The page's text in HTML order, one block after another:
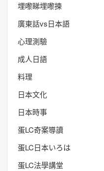
埋嚟睇埋嚟揀
廣東話vs日本語
心理測驗
成人日語
料理
日本文化
日本時事
蛋LC奇案導讀
蛋LC日本いろは
蛋LC法學講堂